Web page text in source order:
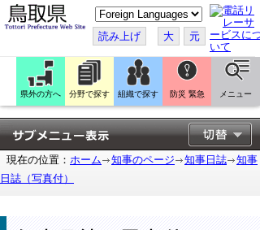
こ
の
ペ
ー
ジ
翻
訳
す
る
読み上げ 大 元
県外の方へ 分野で探す 組織で探す 防災 緊急 メニュー
現在の位置： ホーム 知事のページ 知事日誌
知事
日誌（写真付）